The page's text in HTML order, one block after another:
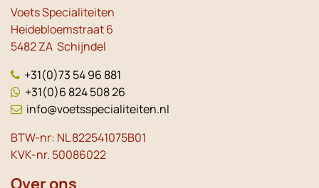
Voets Specialiteiten
Heidebloemstraat 6
5482 ZA Schijndel
+31(0)73 54 96 881
+31(0)6 824 508 26
info@voetsspecialiteiten.nl
BTW-nr: NL 822541075B01
KVK-nr. 50086022